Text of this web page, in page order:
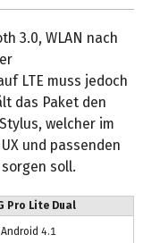
3.0, WLAN nach
LTE muss jedoch
das Paket den
welcher im
und passenden
soll.
Pro Lite Dual
Android 4.1